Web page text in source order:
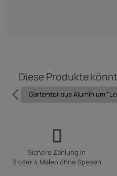
Diese Produkte
Gartentor aus Aluminium
Sichere Zahlung in
3 oder 4 Malen ohne Spesen